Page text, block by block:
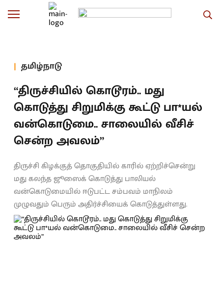
தமிழ்நாடு
“திருச்சியில் கொடூரம்.. மது
கொடுத்து சிறுமிக்கு கூட்டு பா*யல்
வன்கொடுமை.. சாலையில் வீசிச்
சென்ற அவலம்”
திருச்சி கிழக்குத் தொகுதியில் காரில் ஏற்றிச்சென்று
மது கலந்த ஜூஸைக் கொடுத்து பாலியல்
வன்கொடுமையில் ஈடுபட்ட சம்பவம் மாநிலம்
முழுவதும் பெரும் அதிர்ச்சியைக் கொடுத்துள்ளது.